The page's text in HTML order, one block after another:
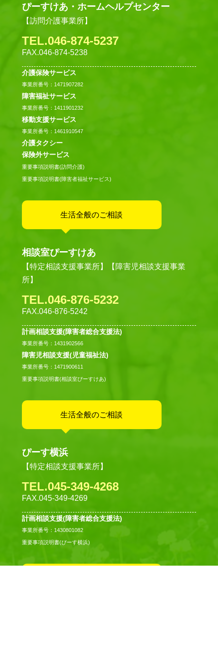
ぴーすけあ・ホームヘルプセンター
【訪問介護事業所】
TEL.046-874-5237
FAX.046-874-5238
介護保険サービス
事業所番号：1471907282
障害福祉サービス
事業所番号：1411901232
移動支援サービス
事業所番号：1461910547
介護タクシー
保険外サービス
重要事項説明書(訪問介護)
重要事項説明書(障害者福祉サービス)
生活全般のご相談
相談室ぴーすけあ
【特定相談支援事業所】【障害児相談支援事業
所】
TEL.046-876-5232
FAX.046-876-5242
計画相談支援(障害者総合支援法)
事業所番号：1431902566
障害児相談支援(児童福祉法)
事業所番号：1471900611
重要事項説明書(相談室ぴーすけあ)
生活全般のご相談
ぴーす横浜
【特定相談支援事業所】
TEL.045-349-4268
FAX.045-349-4269
計画相談支援(障害者総合支援法)
事業所番号：1430801082
重要事項説明書(ぴーす横浜)